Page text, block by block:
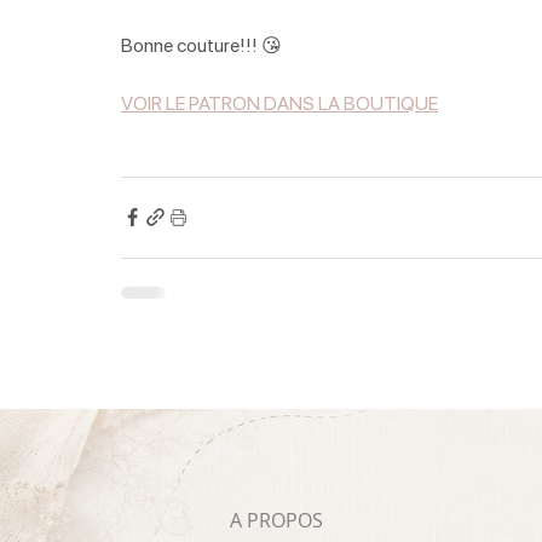
Bonne couture!!! 😘
VOIR LE PATRON DANS LA BOUTIQUE
A PROPOS